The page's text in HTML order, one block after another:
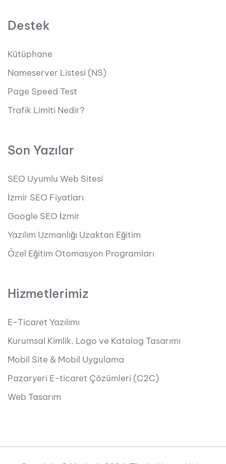
Destek
Kütüphane
Nameserver Listesi (NS)
Page Speed Test
Trafik Limiti Nedir?
Son Yazılar
SEO Uyumlu Web Sitesi
İzmir SEO Fiyatları
Google SEO İzmir
Yazılım Uzmanlığı Uzaktan Eğitim
Özel Eğitim Otomasyon Programları
Hizmetlerimiz
E-Ticaret Yazılımı
Kurumsal Kimlik, Logo ve Katalog Tasarımı
Mobil Site & Mobil Uygulama
Pazaryeri E-ticaret Çözümleri (C2C)
Web Tasarım